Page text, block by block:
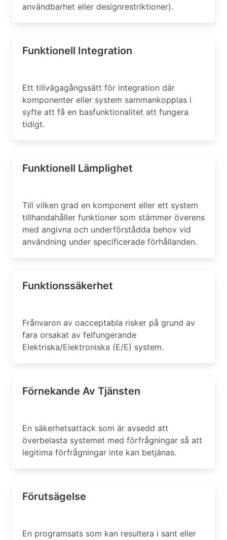
användbarhet eller designrestriktioner).
Funktionell Integration
Ett tillvägagångssätt för integration där
komponenter eller system sammankopplas i
syfte att få en basfunktionalitet att fungera
tidigt.
Funktionell Lämplighet
Till vilken grad en komponent eller ett system
tillhandahåller funktioner som stämmer överens
med angivna och underförstådda behov vid
användning under specificerade förhållanden.
Funktionssäkerhet
Frånvaron av oacceptabla risker på grund av
fara orsakat av felfungerande
Elektriska/Elektroniska (E/E) system.
Förnekande Av Tjänsten
En säkerhetsattack som är avsedd att
överbelasta systemet med förfrågningar så att
legitima förfrågningar inte kan betjänas.
Förutsägelse
En programsats som kan resultera i sant eller